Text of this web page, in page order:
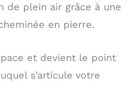
de plein air grâce à une
en pierre.
et devient le point
s’articule votre